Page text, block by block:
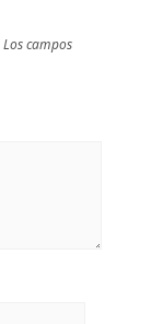
Los campos